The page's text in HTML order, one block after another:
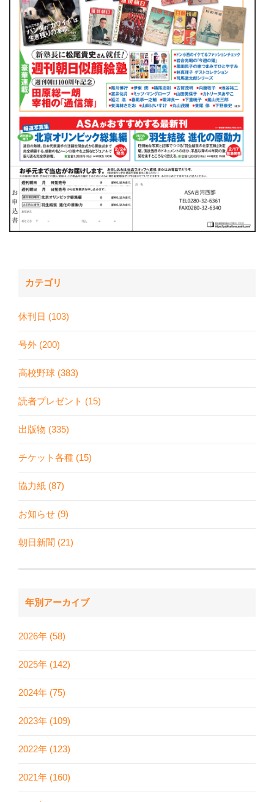
カテゴリ
休刊日 (103)
号外 (200)
高校野球 (383)
読者プレゼント (15)
出版物 (335)
チケット各種 (15)
協力紙 (87)
お知らせ (9)
朝日新聞 (21)
年別アーカイブ
2026年 (58)
2025年 (142)
2024年 (75)
2023年 (109)
2022年 (123)
2021年 (160)